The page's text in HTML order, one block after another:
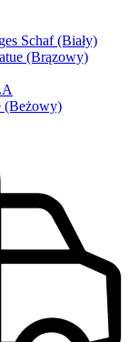
Schaf (Biały)
(Brązowy)
(Beżowy)